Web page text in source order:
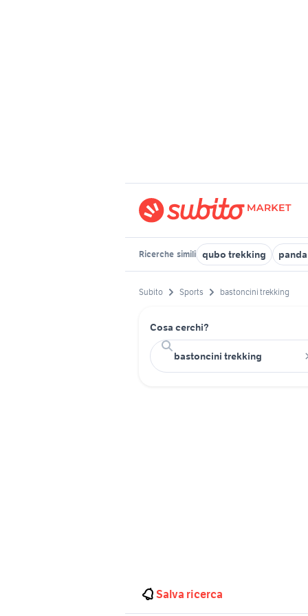
Ricerche simili qubo trekking
Subito Sports bastoncini trekking
Cosa cerchi?
Salva ricerca